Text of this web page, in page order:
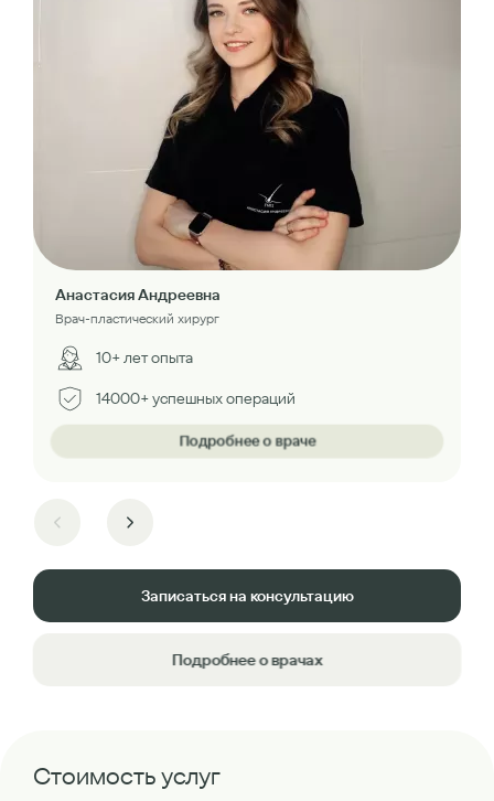
Анастасия Андреевна
Врач-пластический хирург
10+ лет опыта
14000+ успешных операций
Подробнее о враче
Записаться на консультацию
Подробнее о врачах
Стоимость услуг